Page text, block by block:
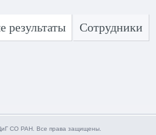
результаты Сотрудники
СО РАН. Все права защищены.